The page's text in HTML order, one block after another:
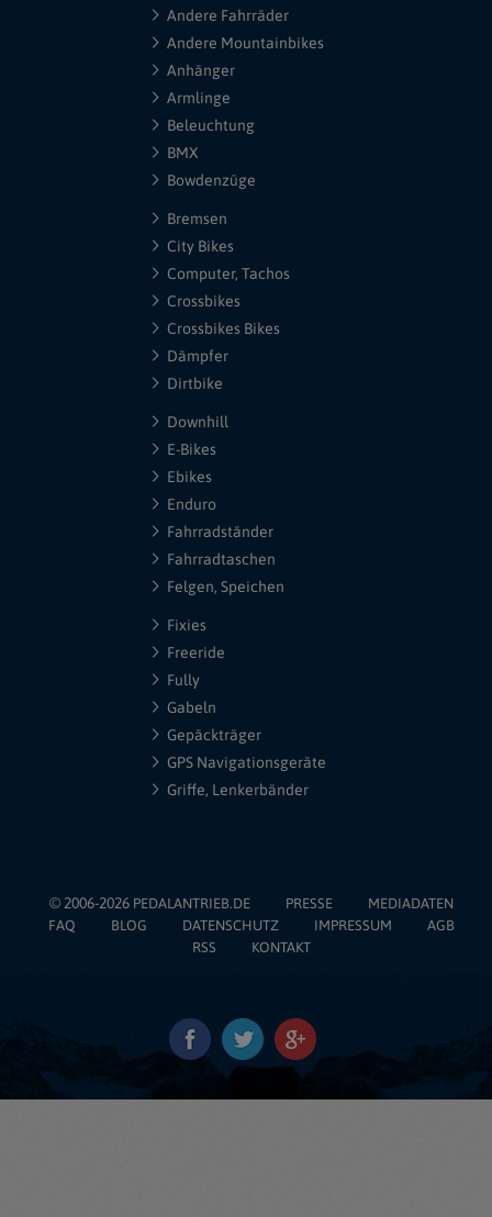
Andere Fahrräder
Andere Mountainbikes
Anhänger
Armlinge
Beleuchtung
BMX
Bowdenzüge
Bremsen
City Bikes
Computer, Tachos
Crossbikes
Crossbikes Bikes
Dämpfer
Dirtbike
Downhill
E-Bikes
Ebikes
Enduro
Fahrradständer
Fahrradtaschen
Felgen, Speichen
Fixies
Freeride
Fully
Gabeln
Gepäckträger
GPS Navigationsgeräte
Griffe, Lenkerbänder
© 2006-2026 PEDALANTRIEB.DE PRESSE
MEDIADATEN
FAQ
BLOG DATENSCHUTZ IMPRESSUM
AGB
RSS
KONTAKT